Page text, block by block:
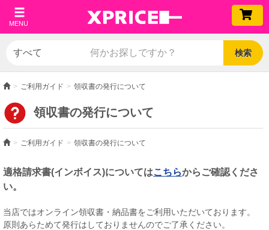
MENU
検索
領収書の発行について
ご利用ガイド 領収書の発行について
適格請求書(インボイス)についてはこちらからご確認くださ
い。
当店ではオンライン領収書・納品書をご利用いただいております。
原則あらためて発行はしておりませんのでご了承ください。
ご利用ガイド 領収書の発行について